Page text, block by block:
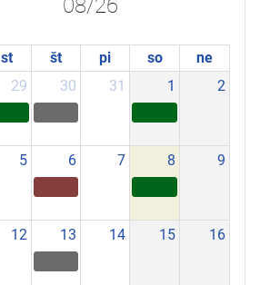
08/26
st št pi so
ne
29 30 31 1 2
5 6 7 8 9
12 13 14 15 16